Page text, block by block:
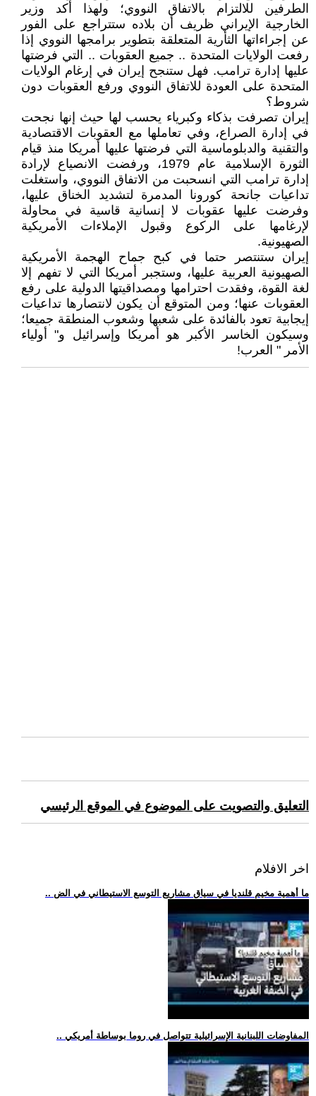
الطرفين للالتزام بالاتفاق النووي؛ ولهذا أكد وزير
الخارجية الإيراني ظريف أن بلاده ستتراجع على الفور
عن إجراءاتها الثأرية المتعلقة بتطوير برامجها النووي إذا
رفعت الولايات المتحدة .. جميع العقوبات .. التي فرضتها
عليها إدارة ترامب. فهل ستنجح إيران في إرغام الولايات
المتحدة على العودة للاتفاق النووي ورفع العقوبات دون
شروط؟
إيران تصرفت بذكاء وكبرياء يحسب لها حيث إنها نجحت
في إدارة الصراع، وفي تعاملها مع العقوبات الاقتصادية
والتقنية والدبلوماسية التي فرضتها عليها أمريكا منذ قيام
الثورة الإسلامية عام 1979، ورفضت الانصياع لإرادة
إدارة ترامب التي انسحبت من الاتفاق النووي، واستغلت
تداعيات جانحة كورونا المدمرة لتشديد الخناق عليها،
وفرضت عليها عقوبات لا إنسانية قاسية في محاولة
لإرغامها على الركوع وقبول الإملاءات الأمريكية
الصهيونية.
إيران ستنتصر حتما في كبح جماح الهجمة الأمريكية
الصهيونية العربية عليها، وستجبر أمريكا التي لا تفهم إلا
لغة القوة، وفقدت احترامها ومصداقيتها الدولية على رفع
العقوبات عنها؛ ومن المتوقع أن يكون لانتصارها تداعيات
إيجابية تعود بالفائدة على شعبها وشعوب المنطقة جميعا؛
وسيكون الخاسر الأكبر هو أمريكا وإسرائيل و" أولياء
الأمر " العرب!
التعليق والتصويت على الموضوع في الموقع الرئيسي
اخر الافلام
.. ما أهمية مخيم قلنديا في سياق مشاريع التوسع الاستيطاني في الض
.. المفاوضات اللبنانية الإسرائيلية تتواصل في روما بوساطة أمريكي